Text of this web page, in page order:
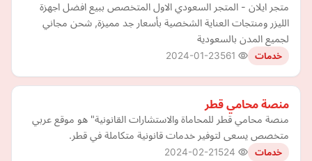
متجر ايلان - المتجر السعودي الاول المتخصص ببيع افضل اجهزة
الليزر ومنتجات العناية الشخصية بأسعار جد مميزة, شحن مجاني
لجميع المدن بالسعودية
خدمات 2024-01-23
منصة محامي قطر
منصة محامي قطر للمحاماة والاستشارات القانونية" هو موقع عربي
متخصص يسعى لتوفير خدمات قانونية متكاملة في قطر.
خدمات 2024-02-21